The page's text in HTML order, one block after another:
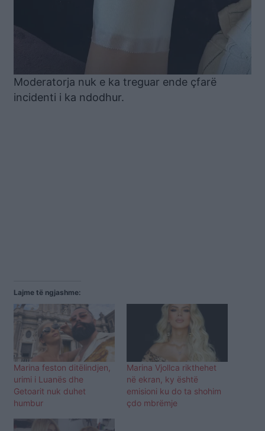
Moderatorja nuk e ka treguar ende çfarë
incidenti i ka ndodhur.
Lajme të ngjashme:
Marina feston ditëlindjen,
urimi i Luanës dhe
Getoarit nuk duhet
humbur
Marina Vjollca rikthehet
në ekran, ky është
emisioni ku do ta shohim
çdo mbrëmje